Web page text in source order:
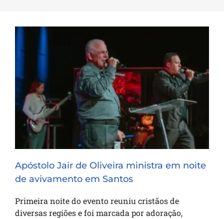
Apóstolo Jair de Oliveira ministra em
noite de avivamento em Santos
Apóstolo Jair de Oliveira ministra em noite
de avivamento em Santos
Primeira noite do evento reuniu cristãos de
diversas regiões e foi marcada por adoração,